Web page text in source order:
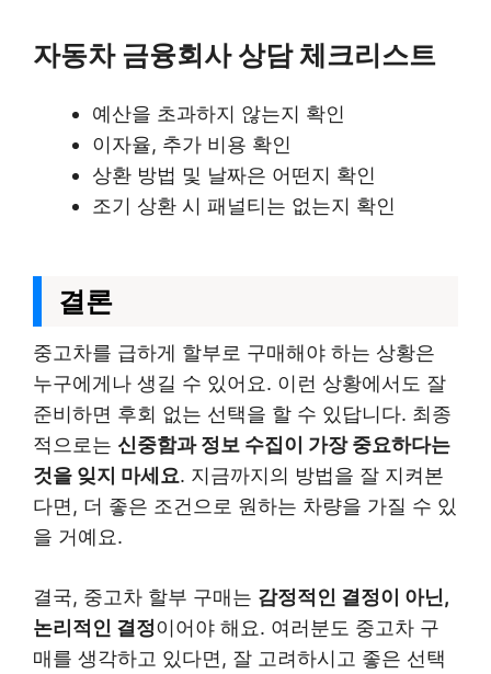
자동차 금융회사 상담 체크리스트
예산을 초과하지 않는지 확인
이자율, 추가 비용 확인
상환 방법 및 날짜은 어떤지 확인
조기 상환 시 패널티는 없는지 확인
결론
중고차를 급하게 할부로 구매해야 하는 상황은
누구에게나 생길 수 있어요. 이런 상황에서도 잘
준비하면 후회 없는 선택을 할 수 있답니다. 최종
적으로는 신중함과 정보 수집이 가장 중요하다는
것을 잊지 마세요. 지금까지의 방법을 잘 지켜본
다면, 더 좋은 조건으로 원하는 차량을 가질 수 있
을 거예요.
결국, 중고차 할부 구매는 감정적인 결정이 아닌,
논리적인 결정이어야 해요. 여러분도 중고차 구
매를 생각하고 있다면, 잘 고려하시고 좋은 선택